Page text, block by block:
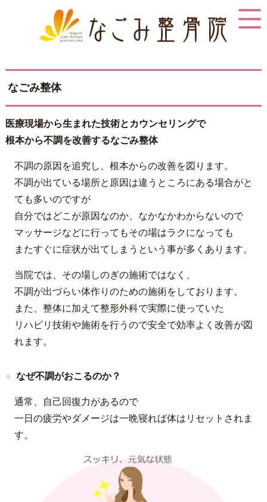
なごみ整体
医療現場から生まれた技術とカウンセリングで
根本から不調を改善するなごみ整体
不調の原因を追究し、根本からの改善を図ります。
不調が出ている場所と原因は違うところにある場合がと
ても多いのですが
自分ではどこが原因なのか、なかなかわからないので
マッサージなどに行ってもその場はラクになっても
またすぐに症状が出てしまうという事が多くあります。
当院では、その場しのぎの施術ではなく、
不調が出づらい体作りのための施術をしております。
また、整体に加えて整形外科で実際に使っていた
リハビリ技術や施術を行うので安全で効率よく改善が図
れます。
なぜ不調がおこるのか？
通常、自己回復力があるので
一日の疲労やダメージは一晩寝れば体はリセットされま
す。